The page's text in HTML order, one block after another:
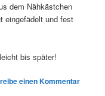
dem Nähkästchen
eingefädelt und fest
bis später!
einen Kommentar